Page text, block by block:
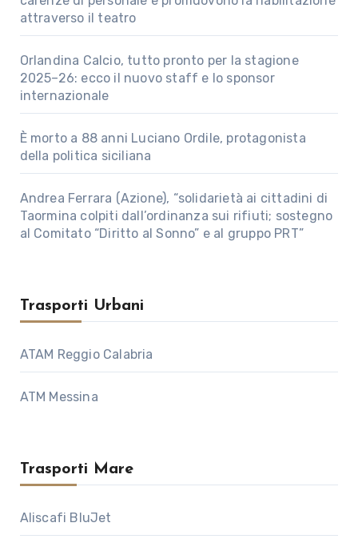
attraverso il teatro
Orlandina Calcio, tutto pronto per la stagione
2025–26: ecco il nuovo staff e lo sponsor
internazionale
È morto a 88 anni Luciano Ordile, protagonista
della politica siciliana
Andrea Ferrara (Azione), “solidarietà ai cittadini di
Taormina colpiti dall’ordinanza sui rifiuti; sostegno
al Comitato “Diritto al Sonno” e al gruppo PRT”
Trasporti Urbani
ATAM Reggio Calabria
ATM Messina
Trasporti Mare
Aliscafi BluJet